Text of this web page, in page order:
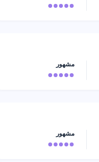
مشهور
مشهور